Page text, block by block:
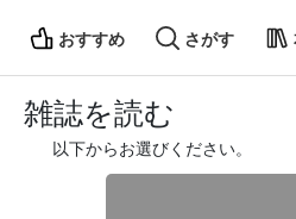
おすすめ さがす
雑誌を読む
以下からお選びください。